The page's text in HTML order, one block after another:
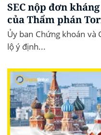
SEC nộp đơn
của Thẩm phán
Ủy ban Chứng khoán và
lộ ý định...